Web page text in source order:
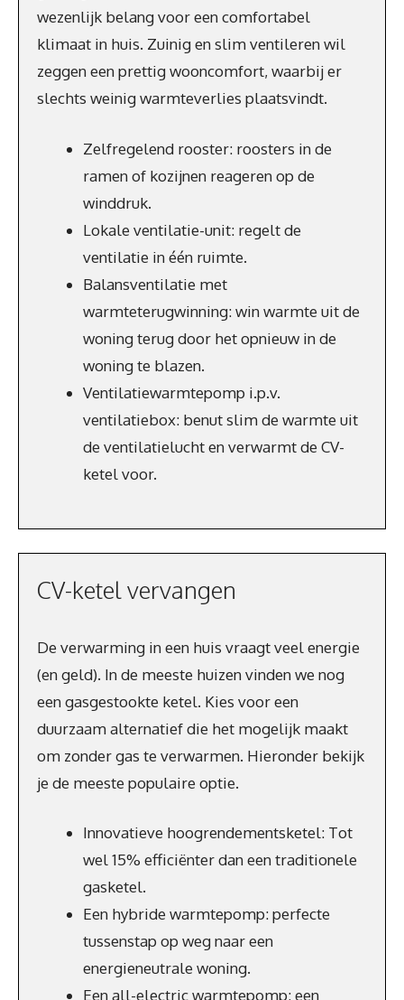
wezenlijk belang voor een comfortabel
klimaat in huis. Zuinig en slim ventileren wil
zeggen een prettig wooncomfort, waarbij er
slechts weinig warmteverlies plaatsvindt.
Zelfregelend rooster: roosters in de
ramen of kozijnen reageren op de
winddruk.
Lokale ventilatie-unit: regelt de
ventilatie in één ruimte.
Balansventilatie met
warmteterugwinning: win warmte uit de
woning terug door het opnieuw in de
woning te blazen.
Ventilatiewarmtepomp i.p.v.
ventilatiebox: benut slim de warmte uit
de ventilatielucht en verwarmt de CV-
ketel voor.
CV-ketel vervangen
De verwarming in een huis vraagt veel energie
(en geld). In de meeste huizen vinden we nog
een gasgestookte ketel. Kies voor een
duurzaam alternatief die het mogelijk maakt
om zonder gas te verwarmen. Hieronder bekijk
je de meeste populaire optie.
Innovatieve hoogrendementsketel: Tot
wel 15% efficiënter dan een traditionele
gasketel.
Een hybride warmtepomp: perfecte
tussenstap op weg naar een
energieneutrale woning.
Een all-electric warmtepomp: een